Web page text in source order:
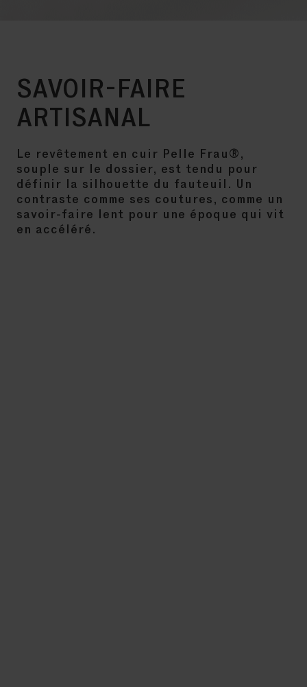
SAVOIR-FAIRE
ARTISANAL
Le revêtement en cuir Pelle Frau®,
souple sur le dossier, est tendu pour
définir la silhouette du fauteuil. Un
contraste comme ses coutures, comme un
savoir-faire lent pour une époque qui vit
en accéléré.